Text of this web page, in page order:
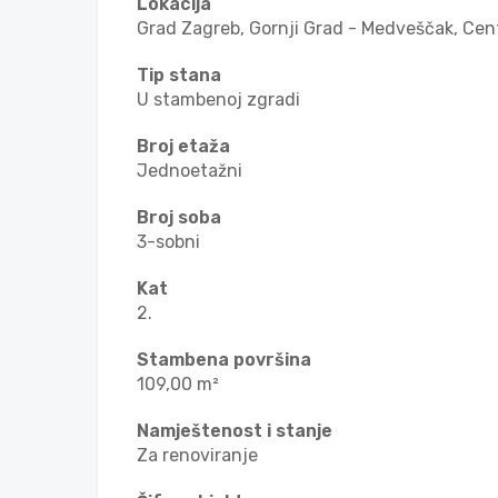
Grad Zagreb, Gornji Grad - Medveščak,
Tip stana
U stambenoj zgradi
Broj etaža
Jednoetažni
Broj soba
3-sobni
Kat
2.
Stambena površina
109,00 m²
Namještenost i stanje
Za renoviranje